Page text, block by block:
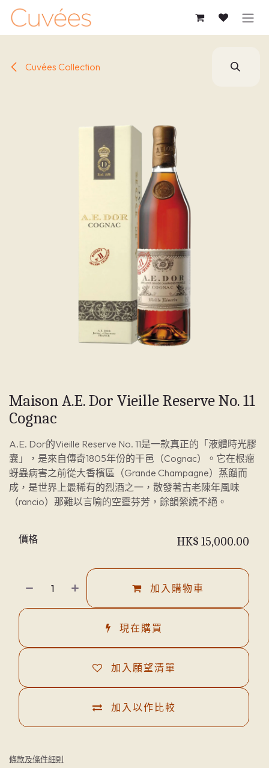
跳至內容
Cuvées Collection
Maison A.E. Dor Vieille Reserve No. 11
Cognac
A.E. Dor的Vieille Reserve No. 11是一款真正的「液體時光膠
囊」，是來自傳奇1805年份的干邑（Cognac）。它在根瘤
蚜蟲病害之前從大香檳區（Grande Champagne）蒸餾而
成，是世界上最稀有的烈酒之一，散發著古老陳年風味
（rancio）那難以言喻的空靈芬芳，餘韻縈繞不絕。
加入購物車
現在購買
加入以作比較
加入願望清單
價格 HK$ 15,000.00
條款及條件細則